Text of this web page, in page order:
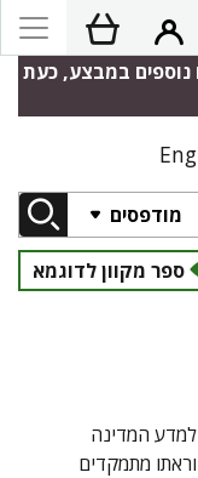
נוספים במבצע, כעת
מודפסים
ספר מקוון לדוגמא
פרופסור למדע המדינה
מתמקדים